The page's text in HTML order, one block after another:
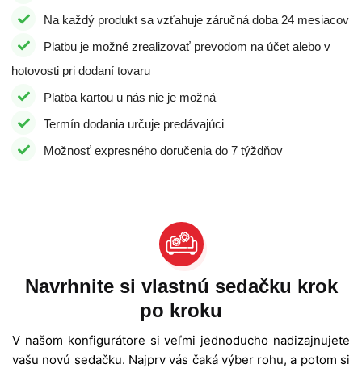
Na každý produkt sa vzťahuje záručná doba 24 mesiacov
Platbu je možné zrealizovať prevodom na účet alebo v
hotovosti pri dodaní tovaru
Platba kartou u nás nie je možná
Termín dodania určuje predávajúci
Možnosť expresného doručenia do 7 týždňov
Navrhnite si vlastnú sedačku krok
po kroku
V našom konfigurátore si veľmi jednoducho nadizajnujete
vašu novú sedačku. Najprv vás čaká výber rohu, a potom si